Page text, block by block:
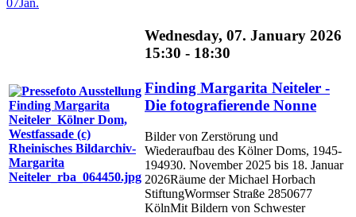
Wednesday, 07. January 2026
15:30 - 18:30
Finding Margarita Neiteler -
Die fotografierende Nonne
Bilder von Zerstörung und
Wiederaufbau des Kölner Doms, 1945-
194930. November 2025 bis 18. Januar
2026Räume der Michael Horbach
StiftungWormser Straße 2850677
KölnMit Bildern von Schwester